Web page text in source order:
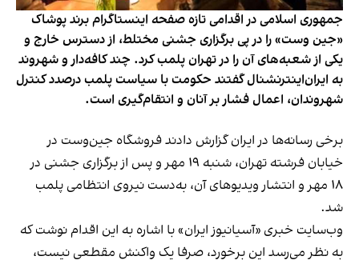
جمهوری اسلامی در اقدامی تازه صفحه اینستاگرام برند پوشاک
«جین وست» را در پی برگزاری جشنی مختلط، از دسترس خارج و
یکی از شعبه‌های آن را در تهران پلمب کرد. چند کافه‌‌دار و شهروند
به ایران‌اینترنشنال گفتند حکومت با سیاست پلمب درصدد کنترل
شهروندان، اعمال فشار بر آنان و انتقام‌گیری است.
برخی رسانه‌ها در ایران گزارش دادند فروشگاه جین‌وست در
خیابان فرشته تهران، شنبه ۱۹ مهر و پس از برگزاری جشنی در
۱۸ مهر و انتشار ویدیوهای آن، به‌دست نیروی انتظامی پلمب
شد.
وب‌سایت خبری «آسیانیوز ایران» با اشاره به این اقدام نوشت که
به نظر می‌رسد این برخورد، صرفا یک واکنش مقطعی نیست،